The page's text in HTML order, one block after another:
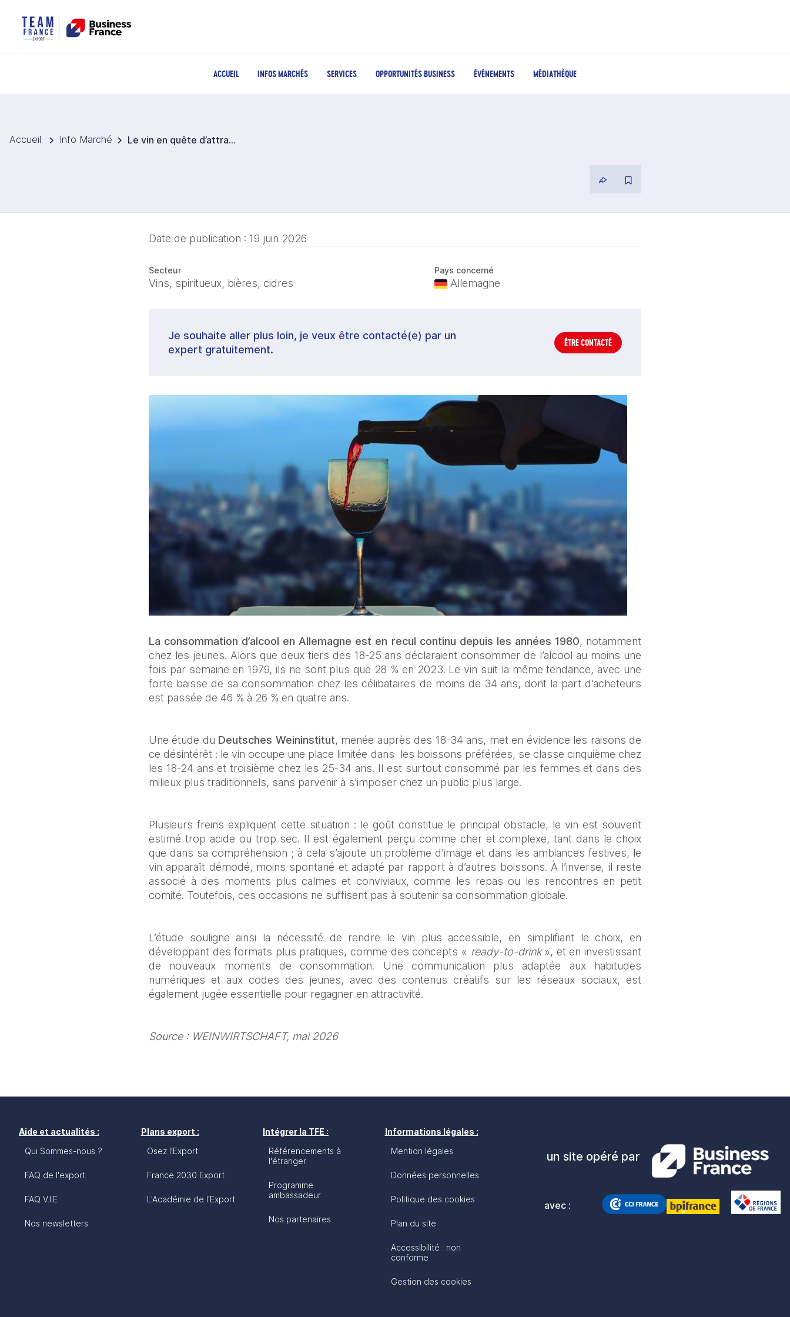
ACCUEIL INFOS MARCHÉS SERVICES OPPORTUNITÉS BUSINESS ÉVÉNEMENTS MÉDIATHÈQUE
Accueil Info Marché Le vin en quête d’attractivité chez les jeunes allemands
Date de publication : 19 juin 2026
Secteur
Vins, spiritueux, bières, cidres
Pays concerné
Allemagne
Je souhaite aller plus loin, je veux être contacté(e) par un
expert gratuitement.
ÊTRE CONTACTÉ
La consommation d’alcool en Allemagne est en recul continu depuis les années 1980, notamment
chez les jeunes. Alors que deux tiers des 18-25 ans déclaraient consommer de l’alcool au moins une
fois par semaine en 1979, ils ne sont plus que 28 % en 2023. Le vin suit la même tendance, avec une
forte baisse de sa consommation chez les célibataires de moins de 34 ans, dont la part d’acheteurs
est passée de 46 % à 26 % en quatre ans.
Une étude du Deutsches Weininstitut, menée auprès des 18-34 ans, met en évidence les raisons de
ce désintérêt : le vin occupe une place limitée dans  les boissons préférées, se classe cinquième chez
les 18-24 ans et troisième chez les 25-34 ans. Il est surtout consommé par les femmes et dans des
milieux plus traditionnels, sans parvenir à s’imposer chez un public plus large.
Plusieurs freins expliquent cette situation : le goût constitue le principal obstacle, le vin est souvent
estimé trop acide ou trop sec. Il est également perçu comme cher et complexe, tant dans le choix
que dans sa compréhension ; à cela s’ajoute un problème d’image et dans les ambiances festives, le
vin apparaît démodé, moins spontané et adapté par rapport à d’autres boissons. À l’inverse, il reste
associé à des moments plus calmes et conviviaux, comme les repas ou les rencontres en petit
comité. Toutefois, ces occasions ne suffisent pas à soutenir sa consommation globale.
L’étude souligne ainsi la nécessité de rendre le vin plus accessible, en simplifiant le choix, en
développant des formats plus pratiques, comme des concepts « ready-to-drink », et en investissant
de nouveaux moments de consommation. Une communication plus adaptée aux habitudes
numériques et aux codes des jeunes, avec des contenus créatifs sur les réseaux sociaux, est
également jugée essentielle pour regagner en attractivité.
Source : WEINWIRTSCHAFT, mai 2026
Aide et actualités :
Qui Sommes-nous ?
FAQ de l'export
FAQ V.I.E
Nos newsletters
Plans export :
Osez l'Export
France 2030 Export
L'Académie de l'Export
Intégrer la TFE :
Référencements à
l'étranger
Programme
ambassadeur
Nos partenaires
Informations légales :
Mention légales
Données personnelles
Politique des cookies
Plan du site
Accessibilité : non
conforme
Gestion des cookies
un site opéré par
avec :